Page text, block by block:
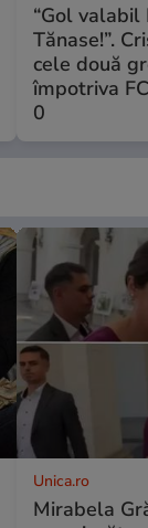
“Gol
Tănase!”.
cele două
împotriva
0
Unica.ro
Mirabela